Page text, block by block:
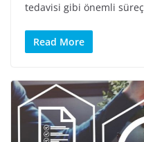
tedavisi gibi önemli
Read More